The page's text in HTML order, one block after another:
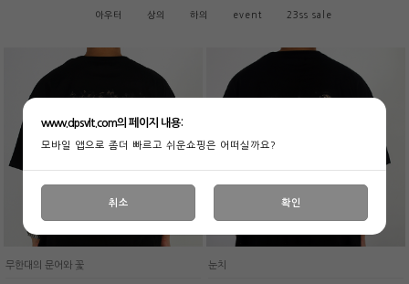
아우터 상의 하의 event 23ss sale
무한대의 문어와 꽃 눈치
www.dpsvlt.com의 페이지 내용:
모바일 앱으로 좀더 빠르고 쉬운쇼핑은 어떠실까요?
취소 확인